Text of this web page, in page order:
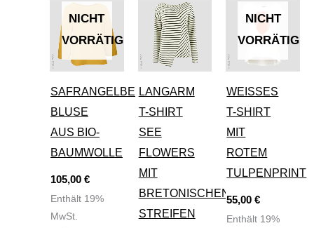
NICHT
VORRÄTIG
SAFRANGELBE
BLUSE
AUS BIO-
BAUMWOLLE
105,00 €
Enthält 19%
MwSt.
Produkt
weist
mehrere
Varianten
Optionen
können
LANGARM
T-SHIRT
SEE
FLOWERS
MIT
BRETONISCHEN
STREIFEN
Dieses
Produkt
weist
mehrere
Varianten
Optionen
können
auf
NICHT
VORRÄTIG
WEISSES
T-SHIRT
MIT
ROTEM
TULPENPRINT
55,00€
Enthält 19%